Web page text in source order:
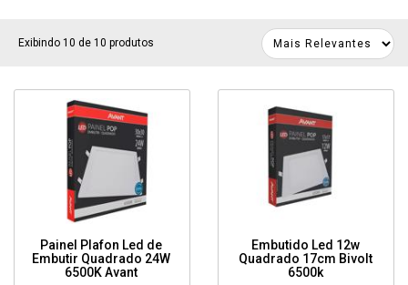
Exibindo 10 de 10 produtos
Painel Plafon Led de
Embutir Quadrado 24W
6500K Avant
Embutido Led 12w
Quadrado 17cm Bivolt
6500k